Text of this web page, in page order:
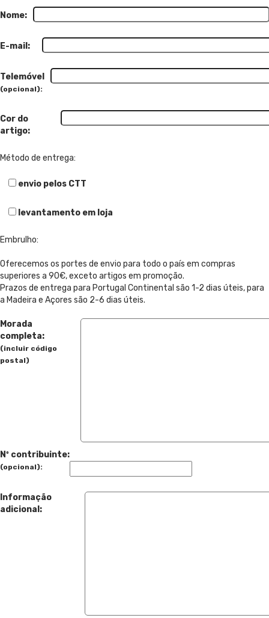
Nome:
E-mail:
Telemóvel
(opcional):
Cor do
artigo:
Método de entrega:
envio pelos CTT
levantamento em loja
Embrulho:
Oferecemos os portes de envio para todo o país em compras
superiores a 90€, exceto artigos em promoção.
Prazos de entrega para Portugal Continental são 1-2 dias úteis, para
a Madeira e Açores são 2-6 dias úteis.
Morada
completa:
(incluir código
postal)
Nº contribuinte:
(opcional):
Informação
adicional: